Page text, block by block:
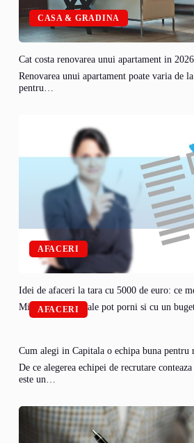
CASA & GRADINA
Cat costa renovarea unui apartament in 2026
Renovarea unui apartament poate varia de
pentru…
AFACERI
Idei de afaceri la tara cu 5000 de euro: ce
Micile afaceri rurale pot porni si cu un
AFACERI
Cum alegi in Capitala o echipa buna pentru
De ce alegerea echipei de recrutare
este un…